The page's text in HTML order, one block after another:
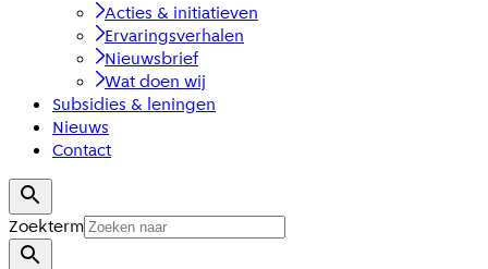
Acties & initiatieven
Ervaringsverhalen
Nieuwsbrief
Wat doen wij
Subsidies & leningen
Nieuws
Contact
Zoekterm